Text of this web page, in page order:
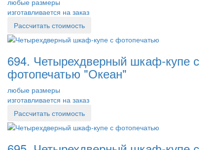
изготавливается на заказ
Рассчитать стоимость
694. Четырехдверный шкаф-купе с
фотопечатью "Океан"
любые размеры
изготавливается на заказ
Рассчитать стоимость